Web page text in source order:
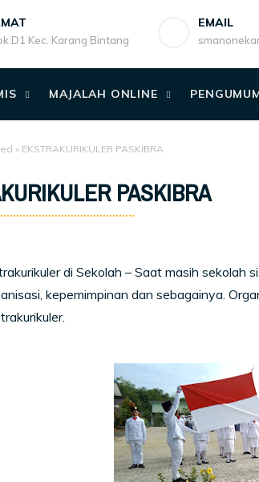
D1 Kec. Karang Bintang
EMAIL
MAJALAH ONLINE
» EKSTRAKURIKULER PASKIBRA
PASKIBRA
di Sekolah – Saat masih
kepemimpinan dan sebagainya.